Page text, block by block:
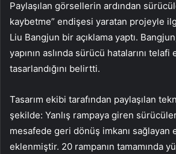
Paylaşılan görsellerin ardından
kaybetme” endişesi yaratan projeyle
Liu Bangjun bir açıklama yaptı.
yapının aslında sürücü hatalarını
tasarlandığını belirtti.
Tasarım ekibi tarafından paylaşılan
şekilde: Yanlış rampaya giren
mesafede geri dönüş imkanı sağlayan
eklenmiştir. 20 rampanın tamamında